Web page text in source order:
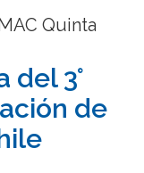
Quinta
del 3°
de